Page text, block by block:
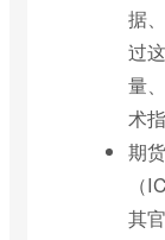
据
过
量
术
期
（
其